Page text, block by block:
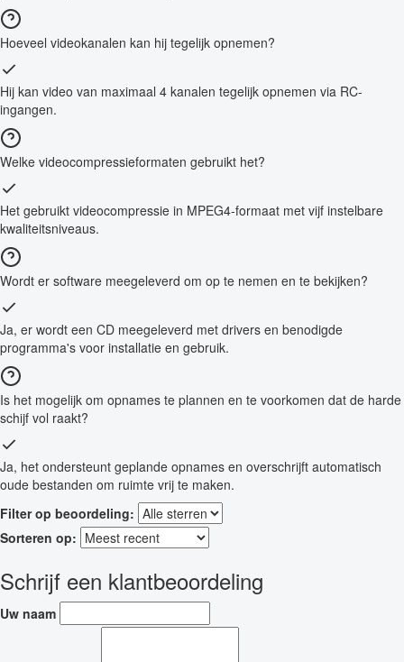
Hoeveel videokanalen kan hij tegelijk opnemen?
Hij kan video van maximaal 4 kanalen tegelijk opnemen via RC-
ingangen.
Welke videocompressieformaten gebruikt het?
Het gebruikt videocompressie in MPEG4-formaat met vijf instelbare
kwaliteitsniveaus.
Wordt er software meegeleverd om op te nemen en te bekijken?
Ja, er wordt een CD meegeleverd met drivers en benodigde
programma's voor installatie en gebruik.
Is het mogelijk om opnames te plannen en te voorkomen dat de harde
schijf vol raakt?
Ja, het ondersteunt geplande opnames en overschrijft automatisch
oude bestanden om ruimte vrij te maken.
Filter op beoordeling:
Sorteren op:
Schrijf een klantbeoordeling
Uw naam